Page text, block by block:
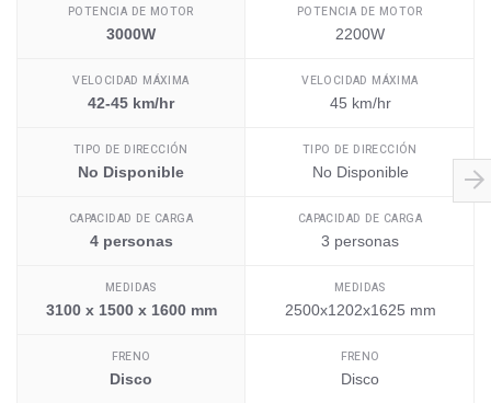
POTENCIA DE MOTOR
3000W
VELOCIDAD MÁXIMA
42-45 km/hr
TIPO DE DIRECCIÓN
No Disponible
CAPACIDAD DE CARGA
4 personas
MEDIDAS
3100 x 1500 x 1600 mm
FRENO
Disco
POTENCIA DE MOTOR
2200W
VELOCIDAD MÁXIMA
45 km/hr
TIPO DE DIRECCIÓN
No Disponible
CAPACIDAD DE CARGA
3 personas
MEDIDAS
2500x1202x1625 mm
FRENO
Disco